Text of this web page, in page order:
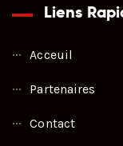
Liens
Acceuil
Partenaires
Contact